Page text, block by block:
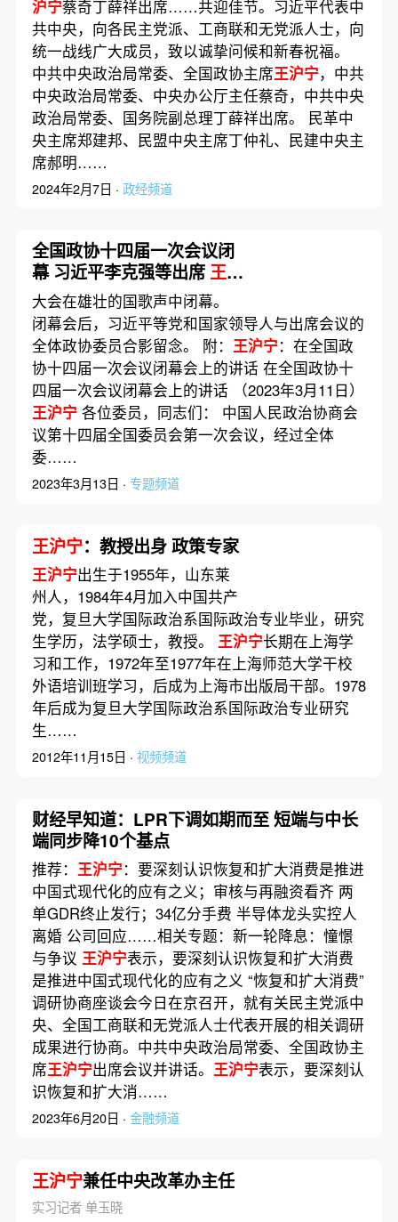
沪宁蔡奇丁薛祥出席……共迎佳节。习近平代表中
共中央，向各民主党派、工商联和无党派人士，向
统一战线广大成员，致以诚挚问候和新春祝福。
中共中央政治局常委、全国政协主席王沪宁，中共
中央政治局常委、中央办公厅主任蔡奇，中共中央
政治局常委、国务院副总理丁薛祥出席。 民革中
央主席郑建邦、民盟中央主席丁仲礼、民建中央主
席郝明……
2024年2月7日 · 政经频道
全国政协十四届一次会议闭
幕 习近平李克强等出席 王沪
宁发表讲话
大会在雄壮的国歌声中闭幕。
闭幕会后，习近平等党和国家领导人与出席会议的
全体政协委员合影留念。 附： 王沪宁：在全国政
协十四届一次会议闭幕会上的讲话 在全国政协十
四届一次会议闭幕会上的讲话 （2023年3月11日）
王沪宁各位委员，同志们： 中国人民政治协商会
议第十四届全国委员会第一次会议，经过全体
委……
2023年3月13日 · 专题频道
王沪宁：教授出身 政策专家
王沪宁出生于1955年，山东莱
州人，1984年4月加入中国共产
党，复旦大学国际政治系国际政治专业毕业，研究
生学历，法学硕士，教授。 王沪宁长期在上海学
习和工作，1972年至1977年在上海师范大学干校
外语培训班学习，后成为上海市出版局干部。1978
年后成为复旦大学国际政治系国际政治专业研究
生……
2012年11月15日 · 视频频道
财经早知道：LPR下调如期而至 短端与中长
端同步降10个基点
推荐： 王沪宁：要深刻认识恢复和扩大消费是推进
中国式现代化的应有之义；审核与再融资看齐 两
单GDR终止发行；34亿分手费 半导体龙头实控人
离婚 公司回应……相关专题：新一轮降息：憧憬
与争议 王沪宁表示，要深刻认识恢复和扩大消费
是推进中国式现代化的应有之义 “恢复和扩大消费”
调研协商座谈会今日在京召开，就有关民主党派中
央、全国工商联和无党派人士代表开展的相关调研
成果进行协商。中共中央政治局常委、全国政协主
席王沪宁出席会议并讲话。 王沪宁表示，要深刻认
识恢复和扩大消……
2023年6月20日 · 金融频道
王沪宁兼任中央改革办主任
实习记者 单玉晓